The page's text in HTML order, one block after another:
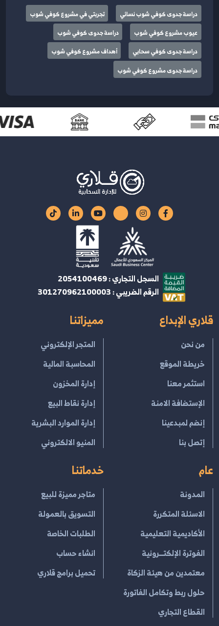
دراسة جدوى كوفي شوب نسائي
تجربتي في مشروع كوفي شوب
عيوب مشروع كوفي شوب
دراسة جدوى كوفي شوب
دراسة جدوى كوفي سحابي
أهداف مشروع كوفي شوب
دراسة جدوى مشروع كوفي شوب
السجل التجاري : 2054100469
الرقم الضريبي : 301270962100003
قلاري الإبداع
من نحن
خريطة الموقع
استثمر معنا
الإستضافة الامنة
إنضم لمبدعينا
إتصل بنا
مميزاتنا
المتجر الإلكتروني
المحاسبة المالية
إدارة المخزون
إدارة نقاط البيع
إدارة الموارد البشرية
المنيو الالكتروني
عام
المدونة
الاسئلة المتكررة
الأكاديمية التعليمية
الفوترة الإلكتــرونية
معتمدين من هيئة الزكاة
حلول ربط وتكامل الفاتورة
القطاع التجاري
خدماتنا
متاجر مميزة للبيع
التسويق بالعمولة
الطلبات الخاصة
انشاء حساب
تحميل برامج قلاري